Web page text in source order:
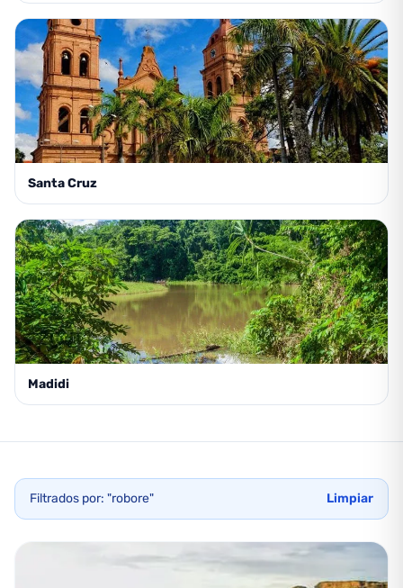
Santa Cruz
Madidi
Filtrados por: "robore" Limpiar